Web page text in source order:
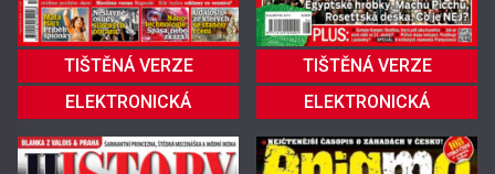
TIŠTĚNÁ VERZE
ELEKTRONICKÁ
TIŠTĚNÁ VERZE
ELEKTRONICKÁ